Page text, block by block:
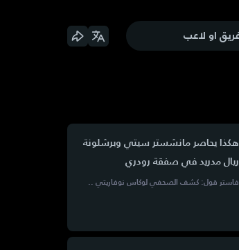
هكذا يحاصر مانشستر سيتي وبرشلونة
ريال مدريد في صفقة رودري
فاستر قول: كشف الصحفي لوكاس نوفاريتي ..